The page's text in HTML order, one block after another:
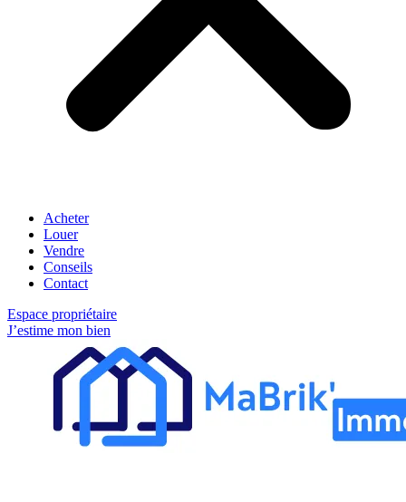
Acheter
Louer
Vendre
Conseils
Contact
Espace propriétaire
J’estime mon bien